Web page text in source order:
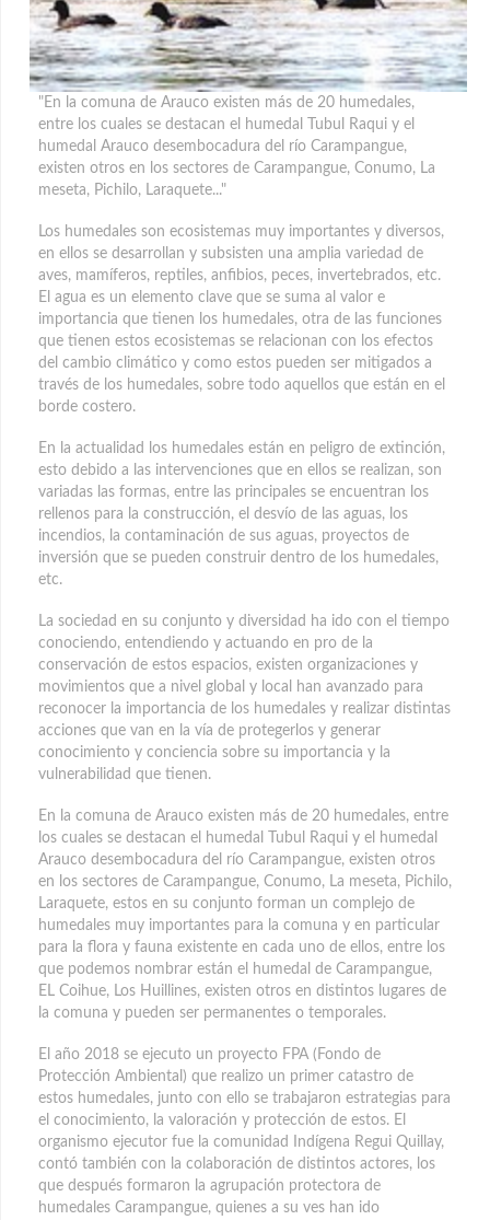
"En la comuna de Arauco existen más de 20 humedales,
entre los cuales se destacan el humedal Tubul Raqui y el
humedal Arauco desembocadura del río Carampangue,
existen otros en los sectores de Carampangue, Conumo, La
meseta, Pichilo, Laraquete..."
Los humedales son ecosistemas muy importantes y diversos,
en ellos se desarrollan y subsisten una amplia variedad de
aves, mamíferos, reptiles, anfibios, peces, invertebrados, etc.
El agua es un elemento clave que se suma al valor e
importancia que tienen los humedales, otra de las funciones
que tienen estos ecosistemas se relacionan con los efectos
del cambio climático y como estos pueden ser mitigados a
través de los humedales, sobre todo aquellos que están en el
borde costero.
En la actualidad los humedales están en peligro de extinción,
esto debido a las intervenciones que en ellos se realizan, son
variadas las formas, entre las principales se encuentran los
rellenos para la construcción, el desvío de las aguas, los
incendios, la contaminación de sus aguas, proyectos de
inversión que se pueden construir dentro de los humedales,
etc.
La sociedad en su conjunto y diversidad ha ido con el tiempo
conociendo, entendiendo y actuando en pro de la
conservación de estos espacios, existen organizaciones y
movimientos que a nivel global y local han avanzado para
reconocer la importancia de los humedales y realizar distintas
acciones que van en la vía de protegerlos y generar
conocimiento y conciencia sobre su importancia y la
vulnerabilidad que tienen.
En la comuna de Arauco existen más de 20 humedales, entre
los cuales se destacan el humedal Tubul Raqui y el humedal
Arauco desembocadura del río Carampangue, existen otros
en los sectores de Carampangue, Conumo, La meseta, Pichilo,
Laraquete, estos en su conjunto forman un complejo de
humedales muy importantes para la comuna y en particular
para la flora y fauna existente en cada uno de ellos, entre los
que podemos nombrar están el humedal de Carampangue,
EL Coihue, Los Huillines, existen otros en distintos lugares de
la comuna y pueden ser permanentes o temporales.
El año 2018 se ejecuto un proyecto FPA (Fondo de
Protección Ambiental) que realizo un primer catastro de
estos humedales, junto con ello se trabajaron estrategias para
el conocimiento, la valoración y protección de estos. El
organismo ejecutor fue la comunidad Indígena Regui Quillay,
contó también con la colaboración de distintos actores, los
que después formaron la agrupación protectora de
humedales Carampangue, quienes a su ves han ido